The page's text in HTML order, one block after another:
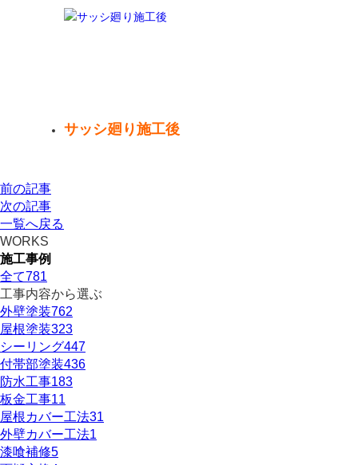
サッシ廻り施工後
前の記事
次の記事
一覧へ戻る
WORKS
施工事例
全て781
工事内容から選ぶ
外壁塗装762
屋根塗装323
シーリング447
付帯部塗装436
防水工事183
板金工事11
屋根カバー工法31
外壁カバー工法1
漆喰補修5